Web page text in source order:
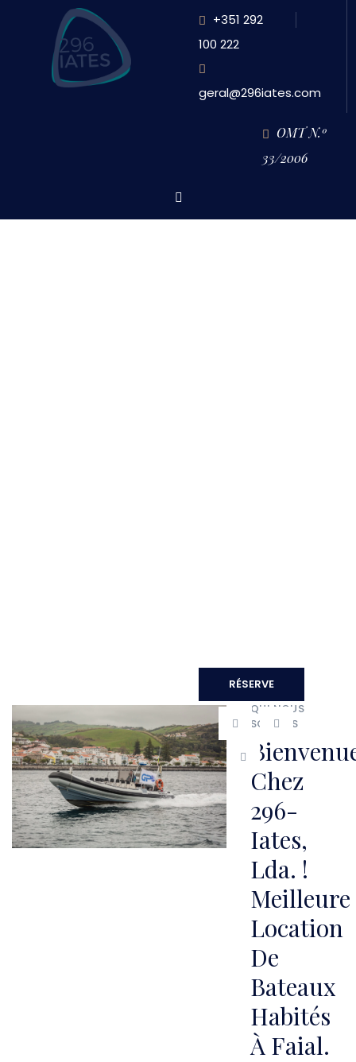
+351 292
100 222
geral@296iates.com
OMT N.º
33/2006
RÉSERVE
QUI NOUS
SOMMES
Chez
296-
Iates,
Lda. !
Meilleure
Location
De
Bateaux
Habités
À Faial.